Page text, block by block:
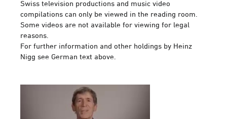
Swiss television productions and music video
compilations can only be viewed in the reading room.
Some videos are not available for viewing for legal
reasons.
For further information and other holdings by Heinz
Nigg see German text above.